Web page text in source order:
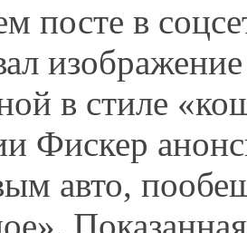
посте в
в стиле
Фискер
авто,